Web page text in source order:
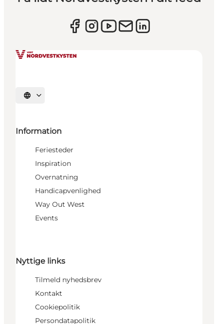
Vælg sprog
Information
Feriesteder
Inspiration
Overnatning
Handicapvenlighed
Way Out West
Events
Nyttige links
Tilmeld nyhedsbrev
Kontakt
Cookiepolitik
Persondatapolitik